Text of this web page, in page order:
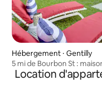
Hébergement ⋅ Gentilly
5 mi de Bourbon St :
Location